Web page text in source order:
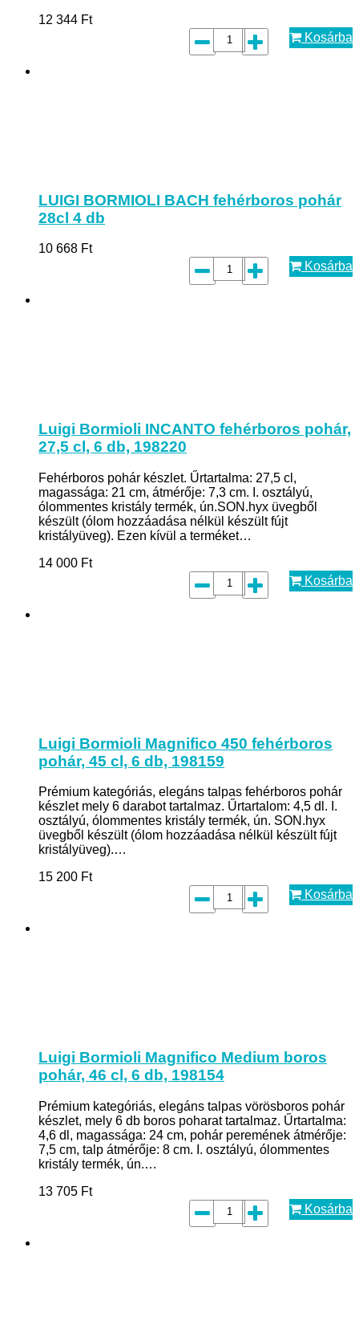
12 344 Ft
Kosárba
LUIGI BORMIOLI BACH fehérboros pohár
28cl 4 db
10 668 Ft
Kosárba
Luigi Bormioli INCANTO fehérboros pohár,
27,5 cl, 6 db, 198220
Fehérboros pohár készlet. Űrtartalma: 27,5 cl,
magassága: 21 cm, átmérője: 7,3 cm. I. osztályú,
ólommentes kristály termék, ún.SON.hyx üvegből
készült (ólom hozzáadása nélkül készült fújt
kristályüveg). Ezen kívül a terméket…
14 000 Ft
Kosárba
Luigi Bormioli Magnifico 450 fehérboros
pohár, 45 cl, 6 db, 198159
Prémium kategóriás, elegáns talpas fehérboros pohár
készlet mely 6 darabot tartalmaz. Űrtartalom: 4,5 dl. I.
osztályú, ólommentes kristály termék, ún. SON.hyx
üvegből készült (ólom hozzáadása nélkül készült fújt
kristályüveg).…
15 200 Ft
Kosárba
Luigi Bormioli Magnifico Medium boros
pohár, 46 cl, 6 db, 198154
Prémium kategóriás, elegáns talpas vörösboros pohár
készlet, mely 6 db boros poharat tartalmaz. Űrtartalma:
4,6 dl, magassága: 24 cm, pohár peremének átmérője:
7,5 cm, talp átmérője: 8 cm. I. osztályú, ólommentes
kristály termék, ún.…
13 705 Ft
Kosárba